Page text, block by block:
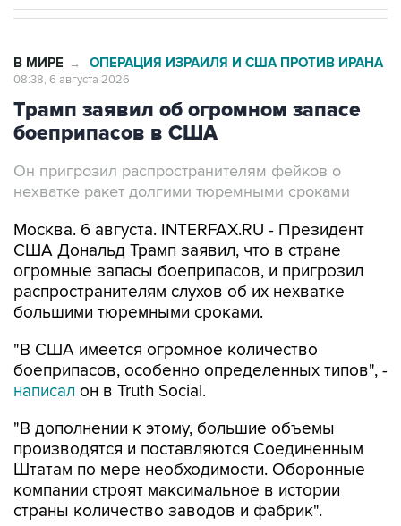
В МИРЕ → ОПЕРАЦИЯ ИЗРАИЛЯ И США ПРОТИВ ИРАНА
08:38, 6 августа 2026
Трамп заявил об огромном запасе
боеприпасов в США
Он пригрозил распространителям фейков о
нехватке ракет долгими тюремными сроками
Москва. 6 августа. INTERFAX.RU - Президент
США Дональд Трамп заявил, что в стране
огромные запасы боеприпасов, и пригрозил
распространителям слухов об их нехватке
большими тюремными сроками.
"В США имеется огромное количество
боеприпасов, особенно определенных типов", -
написал он в Truth Social.
"В дополнении к этому, большие объемы
производятся и поставляются Соединенным
Штатам по мере необходимости. Оборонные
компании строят максимальное в истории
страны количество заводов и фабрик".